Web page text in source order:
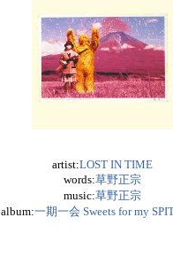
artist:LOST IN TIME
words:草野正宗
music:草野正宗
album:一期一会 Sweets for my